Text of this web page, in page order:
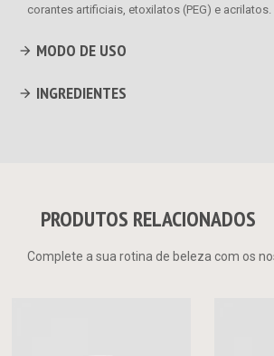
corantes artificiais, etoxilatos (PEG) e acrilatos.
MODO DE USO
INGREDIENTES
PRODUTOS RELACIONADOS
Complete a sua rotina de beleza com os